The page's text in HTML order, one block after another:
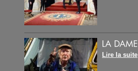
Lire la suite